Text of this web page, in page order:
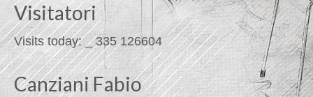
Visitatori
Visits today: _ 335 126604
Canziani Fabio